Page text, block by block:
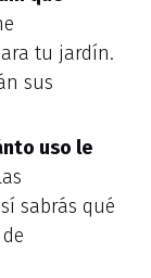
tu jardín.
sus
uso le
sabrás qué